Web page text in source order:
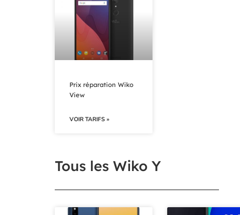
Prix réparation Wiko
View
VOIR TARIFS »
Tous les Wiko Y